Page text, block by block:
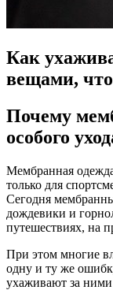
Как
вещами,
Почему
особого
Мембранная
только для
Сегодня
дождевики и
путешествиях, на
При этом многие
одну и ту же
ухаживают за